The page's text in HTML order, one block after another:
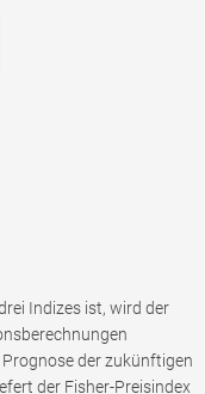
Indizes ist, wird der
der zukünftigen
der Fisher-Preisindex